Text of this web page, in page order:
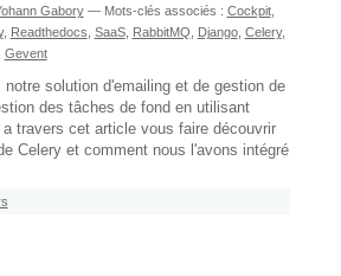
Gabory — Mots-clés associés : Cockpit,
, Readthedocs SaaS, RabbitMQ Django, Celery,
Gevent
notre solution d'emailing et de gestion de
des tâches de fond en utilisant
travers cet article vous faire découvrir
Celery et comment nous l'avons intégré